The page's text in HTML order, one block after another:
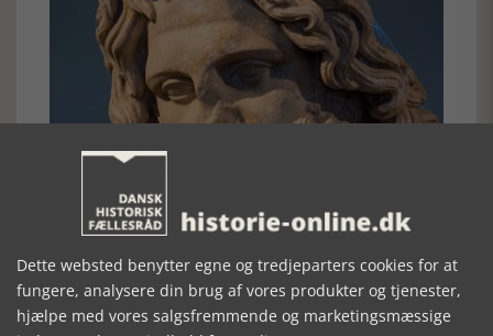
Dette websted benytter egne og tredjeparters cookies for at
fungere, analysere din brug af vores produkter og tjenester,
hjælpe med vores salgsfremmende og marketingsmæssige